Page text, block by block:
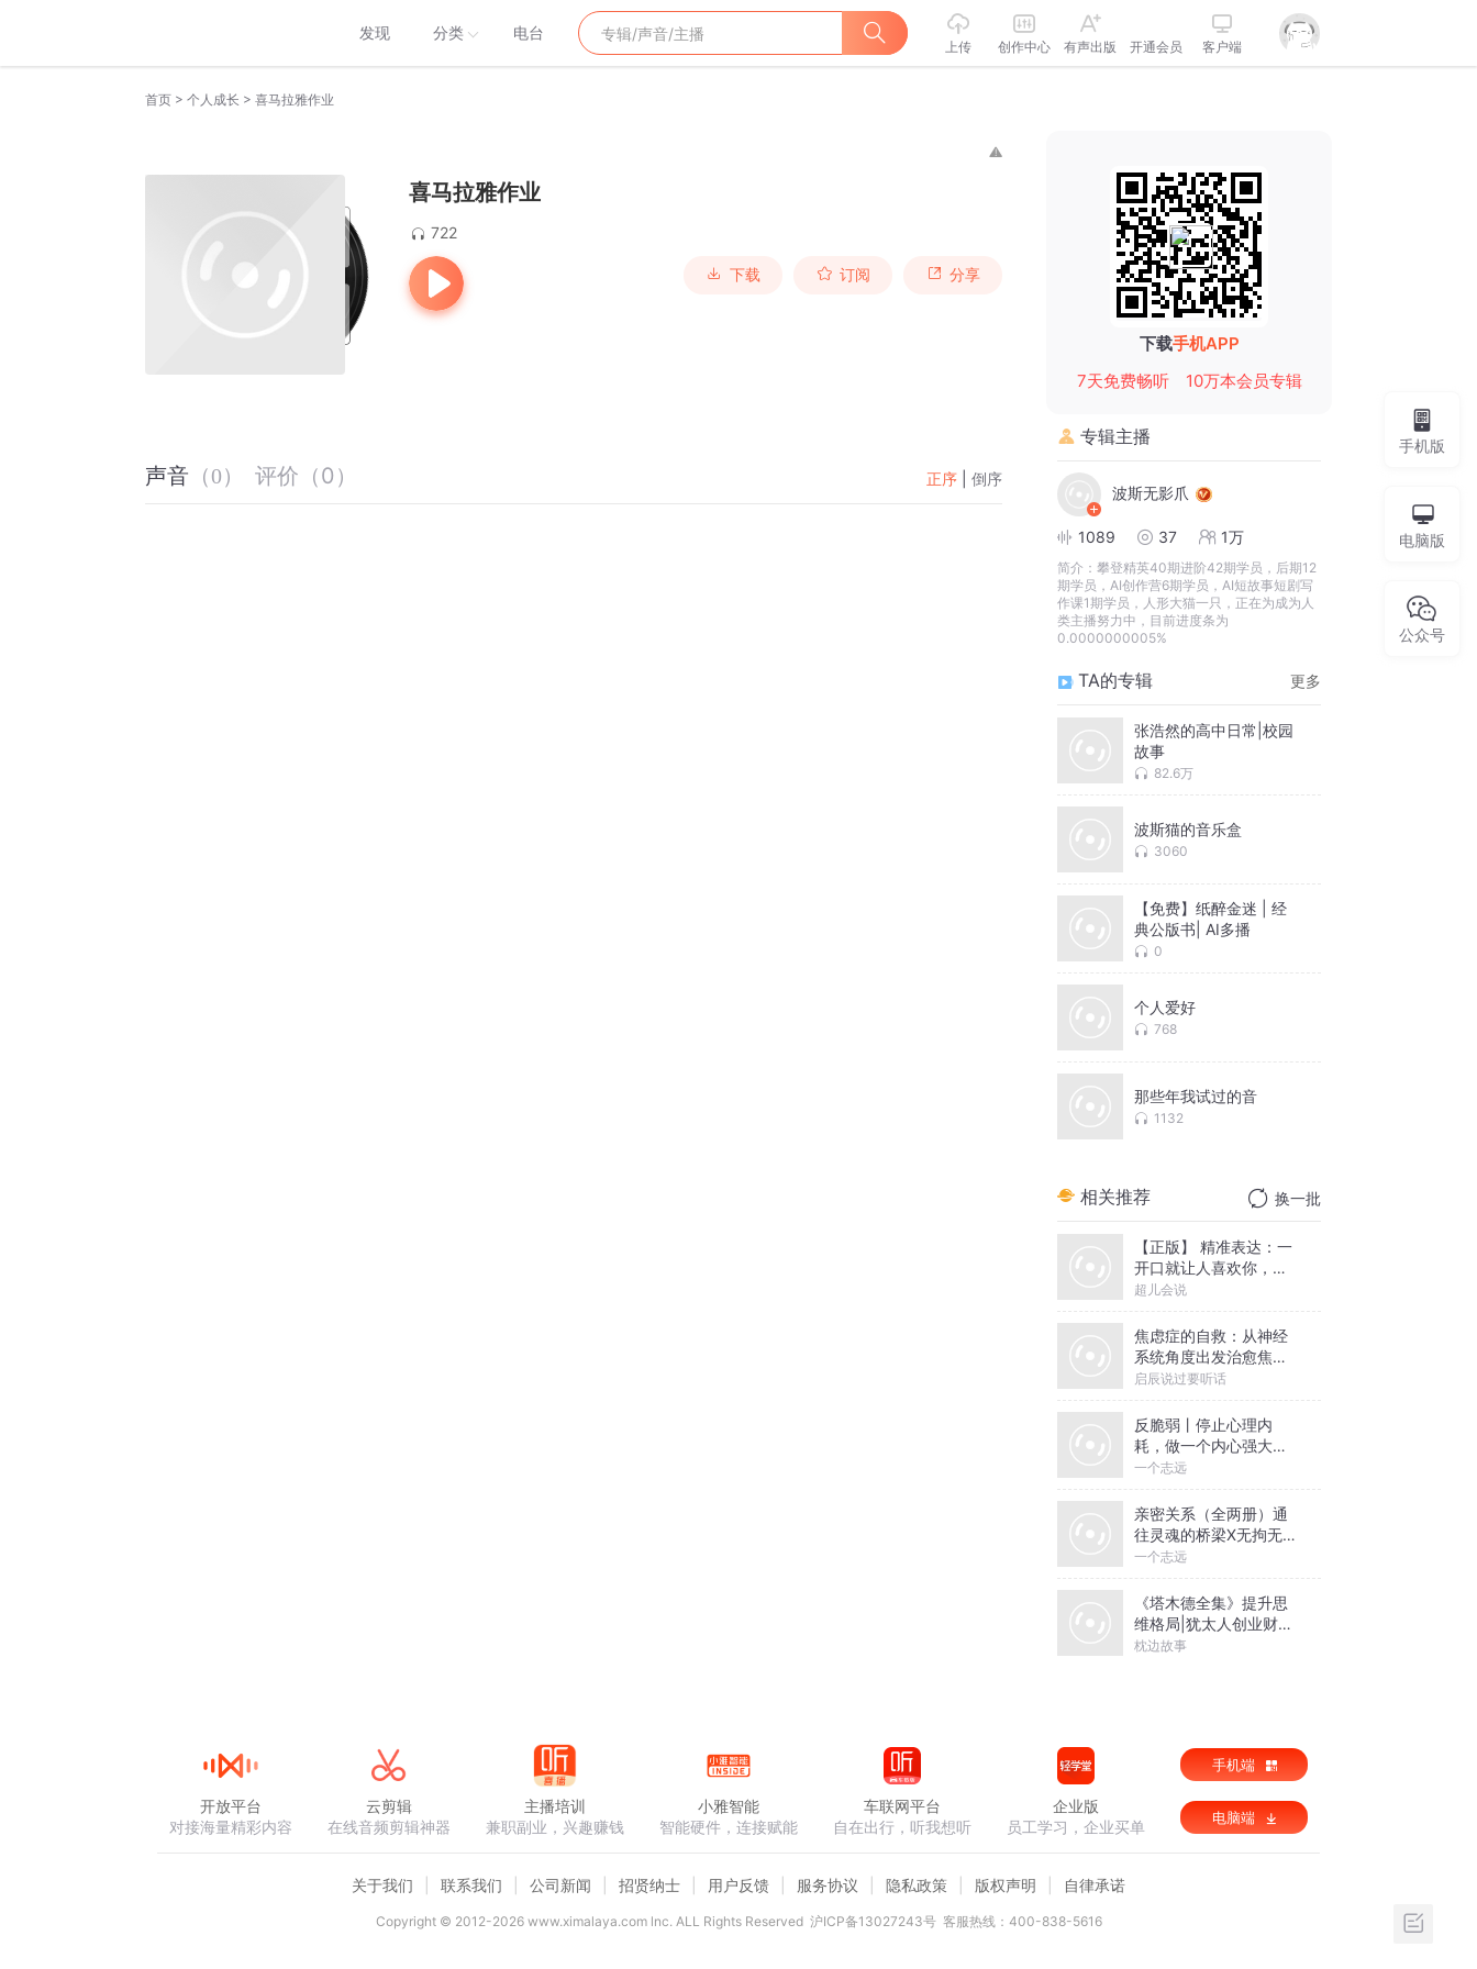
发现 分类 电台
上传 创作中心 有声出版 开通会员 客户端
首页 > 个人成长 > 喜马拉雅作业
喜马拉雅作业
722
下载 订阅 分享
声音 （0） 评价 （0 ） 正序 倒序
下载手机APP
7天免费畅听
10万本会员专辑
专辑主播
波斯无影爪
1089 37 1万
简介： 攀登精英40期进阶42期学员，后期12
期学员，AI创作营6期学员，AI短故事短剧写
作课1期学员，人形大猫一只，正在为成为人
类主播努力中，目前进度条为
0.0000000005%
TA的专辑 更多
张浩然的高中日常|校园
故事
82.6万
波斯猫的音乐盒
3060
【免费】纸醉金迷 | 经
典公版书| AI多播
0
个人爱好
768
那些年我试过的音
1132
相关推荐 换一批
【正版】 精准表达：一
开口就让人喜欢你，情
商沟通必听
超儿会说
焦虑症的自救：从神经
系统角度出发治愈焦虑
症
启辰说过要听话
反脆弱丨停止心理内
耗，做一个内心强大的
人丨一个志远演播
一个志远
亲密关系（全两册）通
往灵魂的桥梁X无拘无束
的关系丨亲密关系心理
一个志远
《塔木德全集》提升思
维格局|犹太人创业财富
圣经
枕边故事
手机版
电脑版
公众号
开放平台
对接海量精彩内容
云剪辑
在线音频剪辑神器
主播培训
兼职副业，兴趣赚钱
小雅智能
智能硬件，连接赋能
车联网平台
自在出行，听我想听
企业版
员工学习，企业买单
手机端
电脑端
关于我们 联系我们 公司新闻 招贤纳士 用户反馈 服务协议 隐私政策 版权声明 自律承诺
Copyright © 2012-2026www.ximalaya.com lnc. ALL Rights Reserved 沪ICP备13027243号 客服热线：400-838-5616